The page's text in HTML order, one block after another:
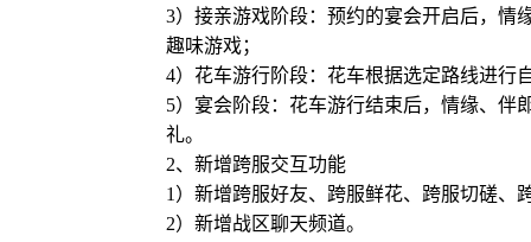
3）接亲游戏阶段：预约的宴会开启后，情
趣味游戏；
4）花车游行阶段：花车根据选定路线进行
5）宴会阶段：花车游行结束后，情缘、伴
礼。
2、新增跨服交互功能
1）新增跨服好友、跨服鲜花、跨服切磋、
2）新增战区聊天频道。